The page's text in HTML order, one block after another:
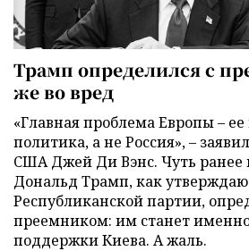
Трамп определился с
же во вред
«Главная проблема Европы –
политика, а не Россия», –
США Джей Ди Вэнс. Чуть ранее
Дональд Трамп, как
Республиканской партии,
преемником: им станет
поддержки Киева. А жаль.